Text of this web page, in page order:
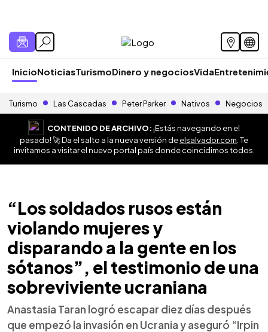
InicioNoticiasTurismoDinero y negociosVida
Turismo Las Cascadas Peter Parker Nativos Negocios
CONTENIDO DE ARCHIVO:¡Estás navegando en el
pasado! 🚀 Da el salto a la nueva versión deelsalvador.com . Te
invitamos a visitar el nuevo portal país donde coincidimos todos.
“Los soldados rusos están
violando mujeres y
disparando a la gente en los
sótanos”, el testimonio de una
sobreviviente ucraniana
Anastasia Taran logró escapar diez días después
que empezó la invasión en Ucrania y aseguró “Irpin